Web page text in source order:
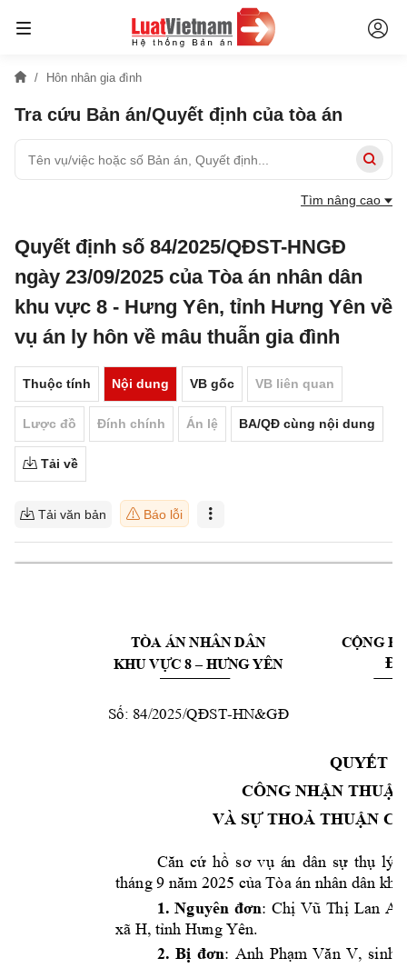
Hôn nhân gia đình
Tra cứu Bản án/Quyết định của tòa án
Tìm nâng cao
Quyết định số 84/2025/QĐST-HNGĐ
ngày 23/09/2025 của Tòa án nhân dân
khu vực 8 - Hưng Yên, tỉnh Hưng Yên về
vụ án ly hôn về mâu thuẫn gia đình
Thuộc tính Nội dung VB gốc VB liên quan
Lược đồ Đính chính Án lệ BA/QĐ cùng nội dung
Tải về
Tải văn bản Báo lỗi
TÒA ÁN NHÂN DÂN
KHU VỰC 8 – HƢNG YÊN
CỘNG
Số: 84/2025/QĐST-HN&GĐ
QUYẾT
CÔNG NHẬN
VÀ SỰ THOẢ THUẬN C
Căn cứ hồ sơ vụ án dân sự thụ lý
tháng 9 năm 2025 của Tòa án nhân dân k
1. Nguyên đơn: Chị Vũ Thị Lan A,
xã H, tỉnh Hưng Yên.
2. Bị đơn: Anh Phạm Văn V, sinh